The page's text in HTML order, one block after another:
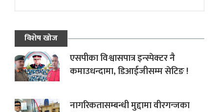
विशेष खोज
एसपीका विश्वासपात्र इन्स्पेक्टर नै
कमाउधन्दामा, डिआईजीसम्म सेटिङ !
नागरिकतासम्बन्धी मुद्दामा वीरगन्जका